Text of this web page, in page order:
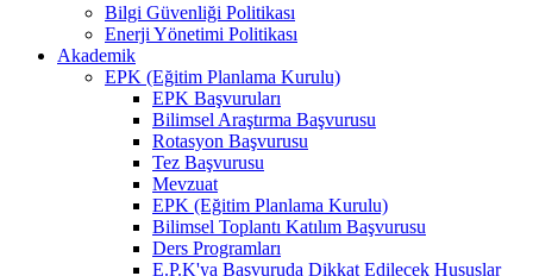
Bilgi Güvenliği Politikası
Enerji Yönetimi Politikası
Akademik
EPK (Eğitim Planlama Kurulu)
EPK Başvuruları
Bilimsel Araştırma Başvurusu
Rotasyon Başvurusu
Tez Başvurusu
Mevzuat
EPK (Eğitim Planlama Kurulu)
Bilimsel Toplantı Katılım Başvurusu
Ders Programları
E.P.K'ya Başvuruda Dikkat Edilecek Hususlar